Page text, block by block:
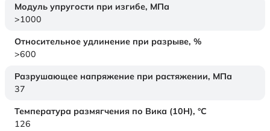
Модуль упругости при изгибе, МПа
>1000
Относительное удлинение при разрыве, %
>600
Разрушающее напряжение при растяжении, МПа
37
Температура размягчения по Вика (10Н), °C
126